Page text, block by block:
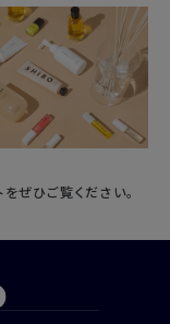
ぜひご覧ください。